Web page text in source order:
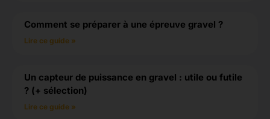
Comment se préparer à une épreuve gravel ?
Lire ce guide »
Un capteur de puissance en gravel : utile ou futile
? (+ sélection)
Lire ce guide »